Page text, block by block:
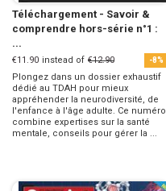
Téléchargement - Savoir &
comprendre hors-série n°1 :
...
€11.90 instead of €12.90 -8%
Plongez dans un dossier exhaustif
dédié au TDAH pour mieux
appréhender la neurodiversité, de
l'enfance à l'âge adulte. Ce numéro
combine expertises sur la santé
mentale, conseils pour gérer la ...